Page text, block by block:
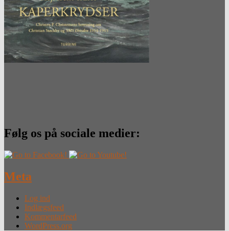
Følg os på sociale medier:
Meta
Log ind
Indlægsfeed
Kommentarfeed
WordPress.org